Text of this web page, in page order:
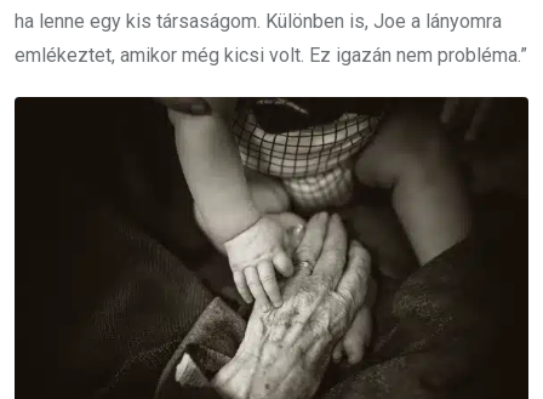
ha lenne egy kis társaságom. Különben is, Joe a lányomra
emlékeztet, amikor még kicsi volt. Ez igazán nem probléma.”